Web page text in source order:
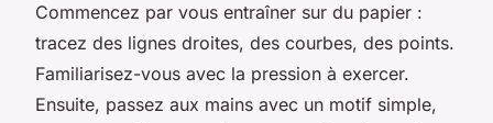
Commencez par vous entraîner sur du papier :
tracez des lignes droites, des courbes, des points.
Familiarisez-vous avec la pression à exercer.
Ensuite, passez aux mains avec un motif simple,